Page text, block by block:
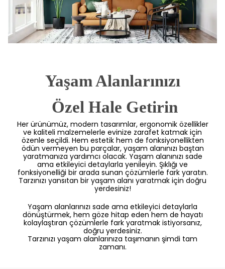
Yaşam Alanlarınızı
Özel Hale Getirin
Her ürünümüz, modern tasarımlar, ergonomik özellikler
ve kaliteli malzemelerle evinize zarafet katmak için
özenle seçildi. Hem estetik hem de fonksiyonellikten
ödün vermeyen bu parçalar, yaşam alanınızı baştan
yaratmanıza yardımcı olacak. Yaşam alanınızı sade
ama etkileyici detaylarla yenileyin. Şıklığı ve
fonksiyonelliği bir arada sunan çözümlerle fark yaratın.
Tarzınızı yansıtan bir yaşam alanı yaratmak için doğru
yerdesiniz!
Yaşam alanlarınızı sade ama etkileyici detaylarla
dönüştürmek, hem göze hitap eden hem de hayatı
kolaylaştıran çözümlerle fark yaratmak istiyorsanız,
doğru yerdesiniz.
Tarzınızı yaşam alanlarınıza taşımanın şimdi tam
zamanı.